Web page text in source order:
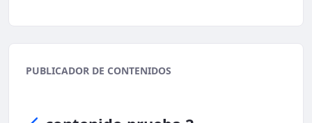
PUBLICADOR DE CONTENIDOS